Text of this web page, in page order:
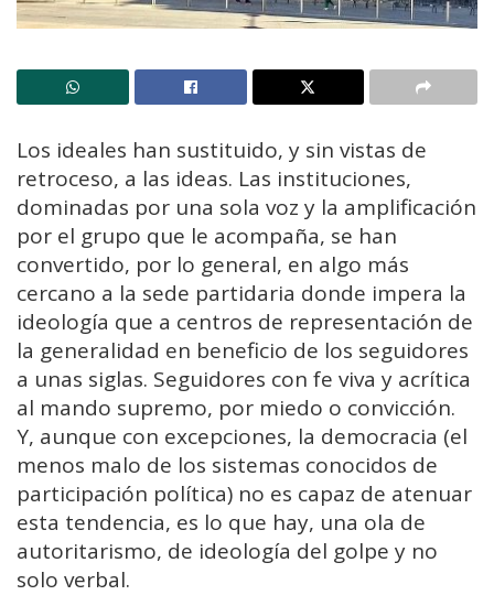
Los ideales han sustituido, y sin vistas de
retroceso, a las ideas. Las instituciones,
dominadas por una sola voz y la amplificación
por el grupo que le acompaña, se han
convertido, por lo general, en algo más
cercano a la sede partidaria donde impera la
ideología que a centros de representación de
la generalidad en beneficio de los seguidores
a unas siglas. Seguidores con fe viva y acrítica
al mando supremo, por miedo o convicción.
Y, aunque con excepciones, la democracia (el
menos malo de los sistemas conocidos de
participación política) no es capaz de atenuar
esta tendencia, es lo que hay, una ola de
autoritarismo, de ideología del golpe y no
solo verbal.